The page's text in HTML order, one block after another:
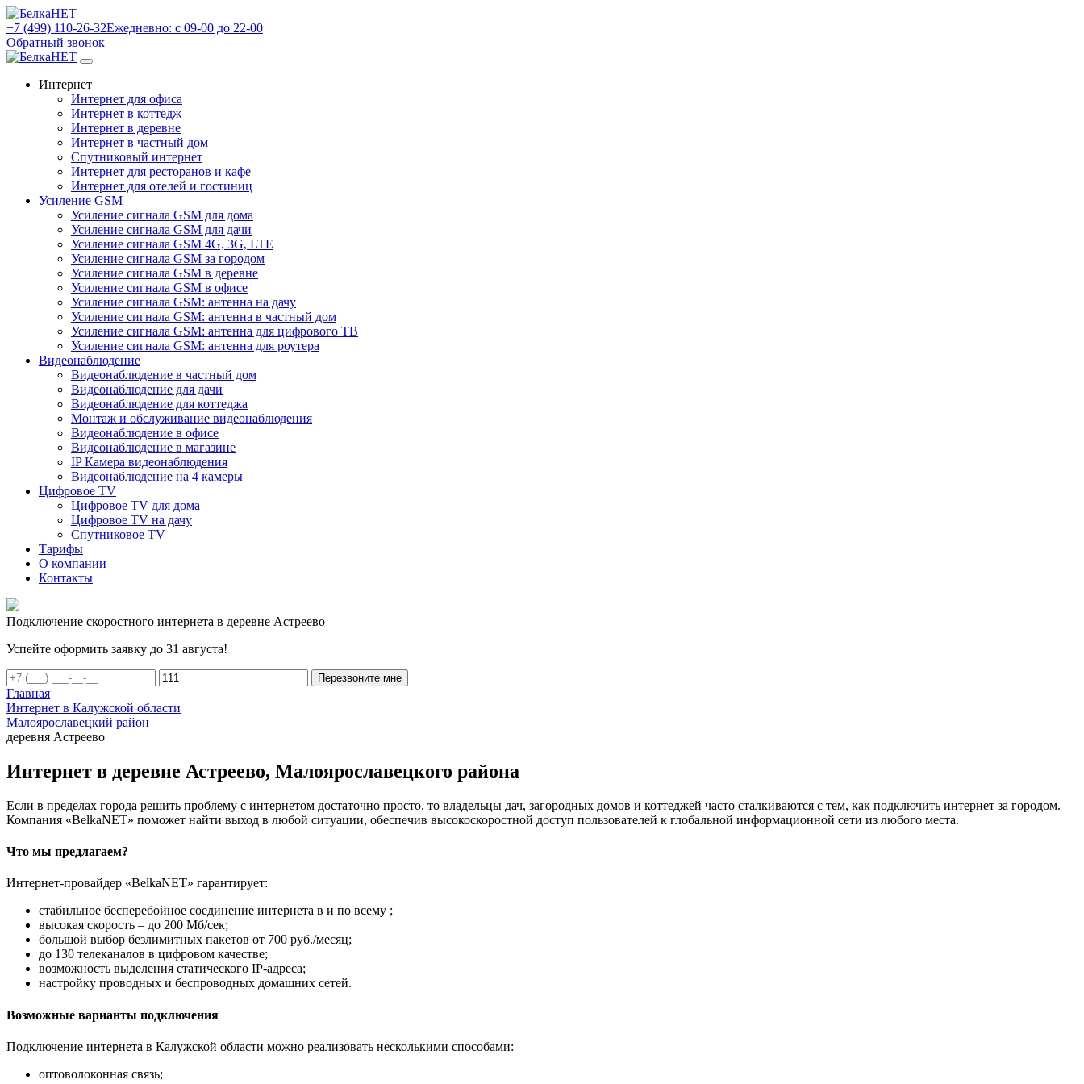
+7 (499) 110-26-32Ежедневно: с 09-00 до 22-00
Обратный звонок
Интернет
Интернет для офиса
Интернет в коттедж
Интернет в деревне
Интернет в частный дом
Спутниковый интернет
Интернет для ресторанов и кафе
Интернет для отелей и гостиниц
Усиление GSM
Усиление сигнала GSM для дома
Усиление сигнала GSM для дачи
Усиление сигнала GSM 4G, 3G, LTE
Усиление сигнала GSM за городом
Усиление сигнала GSM в деревне
Усиление сигнала GSM в офисе
Усиление сигнала GSM: антенна на дачу
Усиление сигнала GSM: антенна в частный дом
Усиление сигнала GSM: антенна для цифрового ТВ
Усиление сигнала GSM: антенна для роутера
Видеонаблюдение
Видеонаблюдение в частный дом
Видеонаблюдение для дачи
Видеонаблюдение для коттеджа
Монтаж и обслуживание видеонаблюдения
Видеонаблюдение в офисе
Видеонаблюдение в магазине
IP Камера видеонаблюдения
Видеонаблюдение на 4 камеры
Цифровое TV
Цифровое TV для дома
Цифровое TV на дачу
Спутниковое TV
Тарифы
О компании
Контакты
Подключение скоростного интернета в деревне Астреево
Успейте оформить заявку до 31 августа!
Перезвоните мне
Главная
Интернет в Калужской области
Малоярославецкий район
деревня Астреево
Интернет в деревне Астреево, Малоярославецкого района
Если в пределах города решить проблему с интернетом достаточно просто, то владельцы дач, загородных домов и коттеджей часто сталкиваются с тем, как подключить интернет за городом.
Компания «BelkaNET» поможет найти выход в любой ситуации, обеспечив высокоскоростной доступ пользователей к глобальной информационной сети из любого места.
Что мы предлагаем?
Интернет-провайдер «BelkaNET» гарантирует:
стабильное бесперебойное соединение интернета в и по всему ;
высокая скорость – до 200 Мб/сек;
большой выбор безлимитных пакетов от 700 руб./месяц;
до 130 телеканалов в цифровом качестве;
возможность выделения статического IP-адреса;
настройку проводных и беспроводных домашних сетей.
Возможные варианты подключения
Подключение интернета в Калужской области можно реализовать несколькими способами:
оптоволоконная связь;